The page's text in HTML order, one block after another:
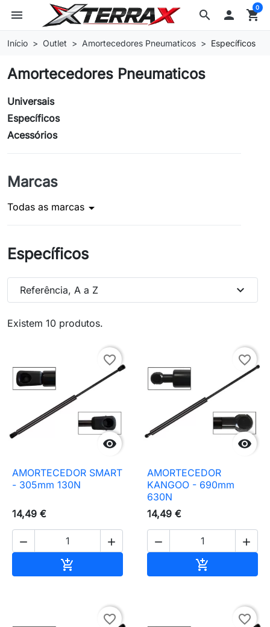
search
menu  shopping_cart
0
Início Outlet Amortecedores Pneumaticos Específicos
Amortecedores Pneumaticos
Universais
Específicos
Acessórios
Marcas
Todas as marcas arrow_drop_down
Específicos
Existem 10 produtos.
Referência, A a Z expand_more

favorite_border
AMORTECEDOR SMART
- 305mm 130N
14,49 €
 


favorite_border
AMORTECEDOR
KANGOO - 690mm
630N
14,49 €
 

favorite_border favorite_border